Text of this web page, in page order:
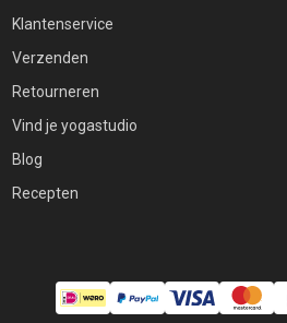
Klantenservice
Verzenden
Retourneren
Vind je yogastudio
Blog
Recepten